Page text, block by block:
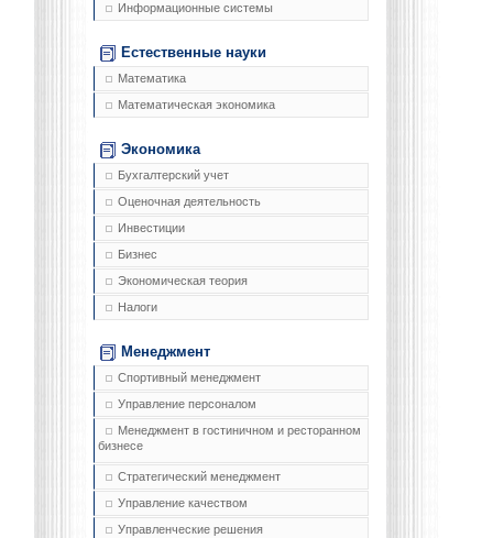
Информационные системы
Естественные науки
Математика
Математическая экономика
Экономика
Бухгалтерский учет
Оценочная деятельность
Инвестиции
Бизнес
Экономическая теория
Налоги
Менеджмент
Спортивный менеджмент
Управление персоналом
Менеджмент в гостиничном и ресторанном
бизнесе
Стратегический менеджмент
Управление качеством
Управленческие решения